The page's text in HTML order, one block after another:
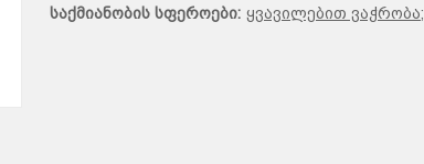
საქმიანობის სფეროები: ყვავილებით ვაჭრობა;